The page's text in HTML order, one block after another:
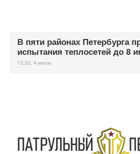
В пяти районах Петербурга
испытания теплосетей до 8
13:32, 4 июля